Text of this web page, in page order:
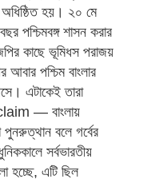
অধিষ্ঠিত হয়। ২০ মে
পশ্চিমবঙ্গ শাসন করার
কাছে ভূমিধস পরাজয়
পশ্চিম বাংলার
এটাকেই তারা
— বাংলায়
পুনরুত্থান বলে গর্বের
সর্বভারতীয়
হচ্ছে, এটি ছিল